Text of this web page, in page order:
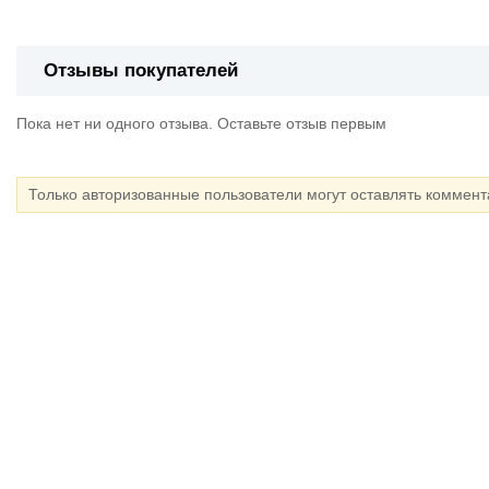
Отзывы покупателей
Пока нет ни одного отзыва. Оставьте отзыв первым
Только авторизованные пользователи могут оставлять